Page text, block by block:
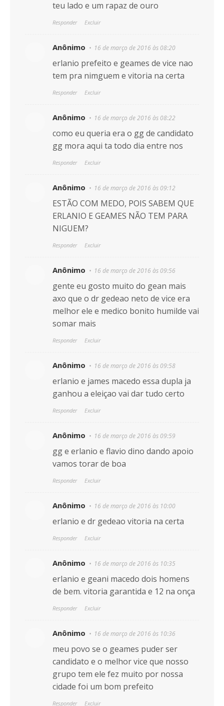
teu lado e um rapaz de ouro
Responder Excluir
Anônimo 16 de março de 2016 às 08:20
erlanio prefeito e geames de vice nao
tem pra nimguem e vitoria na certa
Responder Excluir
Anônimo 16 de março de 2016 às 08:22
como eu queria era o gg de candidato
gg mora aqui ta todo dia entre nos
Responder Excluir
Anônimo 16 de março de 2016 às 09:12
ESTÃO COM MEDO, POIS SABEM QUE
ERLANIO E GEAMES NÃO TEM PARA
NIGUEM?
Responder Excluir
Anônimo 16 de março de 2016 às 09:56
gente eu gosto muito do gean mais
axo que o dr gedeao neto de vice era
melhor ele e medico bonito humilde vai
somar mais
Responder Excluir
Anônimo 16 de março de 2016 às 09:58
erlanio e james macedo essa dupla ja
ganhou a eleiçao vai dar tudo certo
Responder Excluir
Anônimo 16 de março de 2016 às 09:59
gg e erlanio e flavio dino dando apoio
vamos torar de boa
Responder Excluir
Anônimo 16 de março de 2016 às 10:00
erlanio e dr gedeao vitoria na certa
Responder Excluir
Anônimo 16 de março de 2016 às 10:35
erlanio e geani macedo dois homens
de bem. vitoria garantida e 12 na onça
Responder Excluir
Anônimo 16 de março de 2016 às 10:36
meu povo se o geames puder ser
candidato e o melhor vice que nosso
grupo tem ele fez muito por nossa
cidade foi um bom prefeito
Responder Excluir